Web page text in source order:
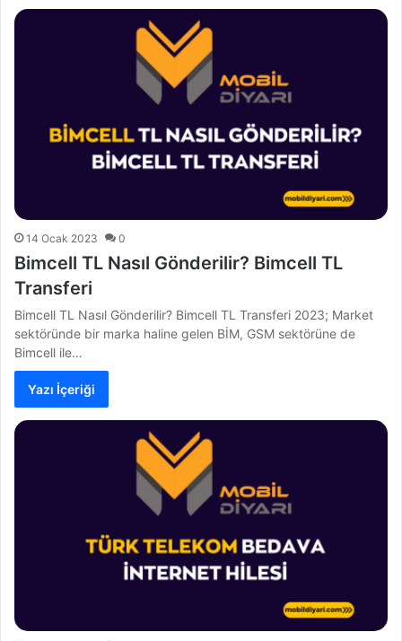
14 Ocak 2023 0
Bimcell TL Nasıl Gönderilir? Bimcell TL
Transferi
Bimcell TL Nasıl Gönderilir? Bimcell TL Transferi 2023; Market
sektöründe bir marka haline gelen BİM, GSM sektörüne de
Bimcell ile…
Yazı İçeriği